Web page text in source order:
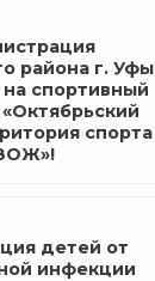
района г. Уфы
спортивный
спорта
детей от
инфекции